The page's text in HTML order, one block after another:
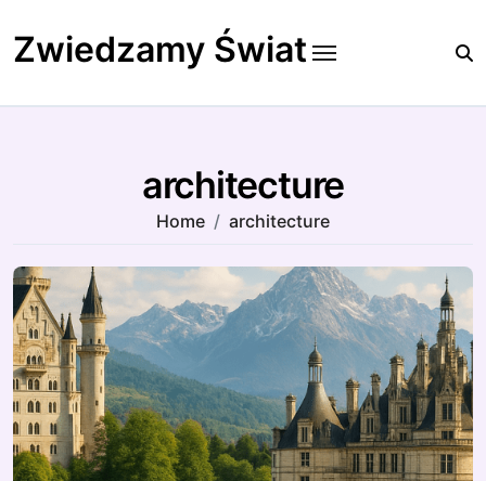
to
content
Zwiedzamy Świat
architecture
Home architecture